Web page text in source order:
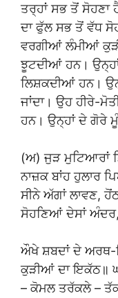
ਤਰ੍ਹਾਂ ਸਭ ਤੋਂ ਸੋਹਣਾ
ਦਾ ਫੁੱਲ ਸਭ ਤੋਂ ਵੱਧ
ਵਰਗੀਆਂ ਲੰਮੀਆਂ
ਝੂਟਦੀਆਂ ਹਨ।
ਲਿਸ਼ਕਦੀਆਂ ਹਨ।
ਜਾਂਦਾ। ਉਹ ਹੀਰੇ-
ਹਨ। ਉਨ੍ਹਾਂ ਦੇ ਗੋਰੇ
(ਅ) ਜੁੜ ਮੁਟਿਆਰਾਂ
ਨਾਜ਼ਕ ਬਾਂਹ ਹੁਲਾਰ
ਸੀਨੇ ਅੱਗਾਂ ਲਾਵਣ,
ਸੋਹਣਿਆਂ ਦੇਸਾਂ
ਔਖੇ ਸ਼ਬਦਾਂ ਦੇ ਅਰਥ-
ਕੁੜੀਆਂ ਦਾ ਇਕੱਠ॥
– ਕੋਮਲ ਤਰੱਕਲੇ –